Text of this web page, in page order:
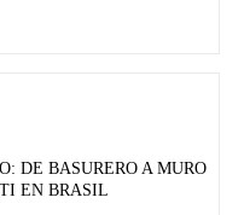
DE BASURERO A MURO
EN BRASIL